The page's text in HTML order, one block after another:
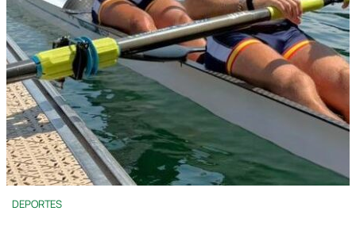
DEPORTES